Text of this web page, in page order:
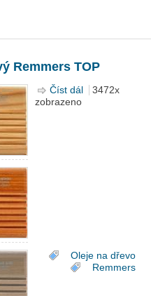
Remmers TOP
Oleje na dřevo
Remmers
Číst dál
Vzorník barev
3472x
zobrazeno